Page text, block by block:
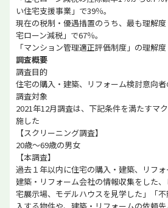
い住宅支援事業」で39％。
現在の税制・優遇措置のうち、最も理解
宅ローン減税」で67％。
「マンション管理適正評価制度」の理解
調査概要
調査目的
住宅の購入・建築、リフォーム検討意向
調査対象
2021年12月調査は、下記条件を満たすマ
施した
【スクリーニング調査】
20歳～69歳の男女
【本調査】
過去１年以内に住宅の購入・建築、リフ
建築・リフォーム会社の情報収集をした
宅展示場、モデルハウスを見学した」「